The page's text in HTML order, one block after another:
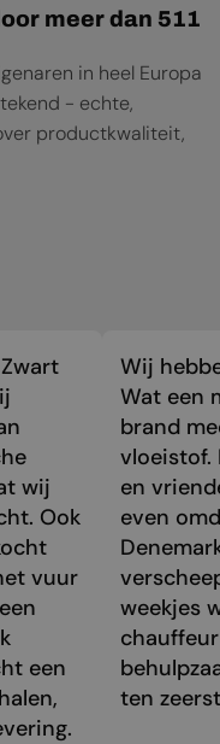
meer dan 511
in heel Europa
- echte,
productkwaliteit,
wij
Ook
vuur
een
Wij
Wat een
brand
vloeistof.
en
even
weekjes
ten